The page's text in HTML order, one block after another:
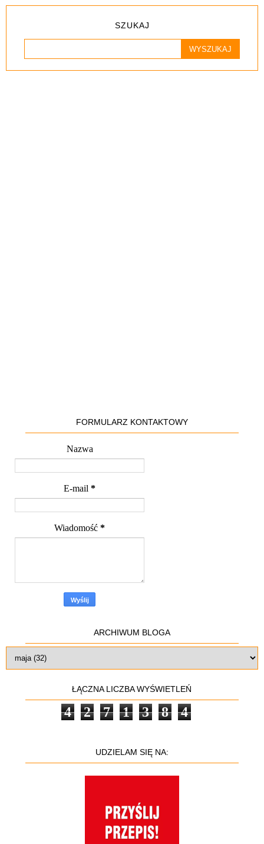
SZUKAJ
FORMULARZ KONTAKTOWY
Nazwa
E-mail *
Wiadomość *
ARCHIWUM BLOGA
ŁĄCZNA LICZBA WYŚWIETLEŃ
4 2 7 1 3 8 4
UDZIELAM SIĘ NA: